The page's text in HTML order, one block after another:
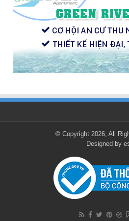
© Copyright 2026, All
Designed by